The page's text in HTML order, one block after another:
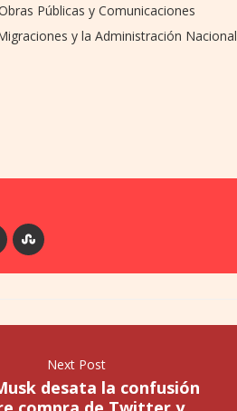
Públicas y Comunicaciones
y la Administración Nacional
Next Post
desata la confusión